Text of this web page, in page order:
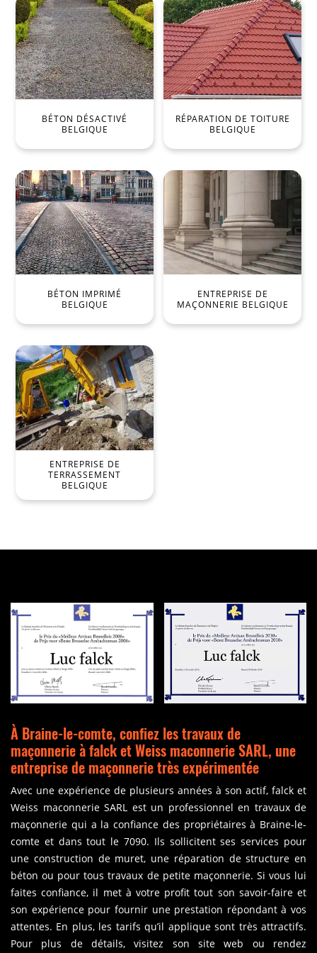
BÉTON DÉSACTIVÉ
BELGIQUE
RÉPARATION DE TOITURE
BELGIQUE
BÉTON IMPRIMÉ
BELGIQUE
ENTREPRISE DE
MAÇONNERIE BELGIQUE
ENTREPRISE DE
TERRASSEMENT
BELGIQUE
À Braine-le-comte, confiez les travaux de
maçonnerie à falck et Weiss maconnerie SARL, une
entreprise de maçonnerie très expérimentée
Avec une expérience de plusieurs années à son actif, falck et
Weiss maconnerie SARL est un professionnel en travaux de
maçonnerie qui a la confiance des propriétaires à Braine-le-
comte et dans tout le 7090. Ils sollicitent ses services pour
une construction de muret, une réparation de structure en
béton ou pour tous travaux de petite maçonnerie. Si vous lui
faites confiance, il met à votre profit tout son savoir-faire et
son expérience pour fournir une prestation répondant à vos
attentes. En plus, les tarifs qu’il applique sont très attractifs.
Pour plus de détails, visitez son site web ou rendez